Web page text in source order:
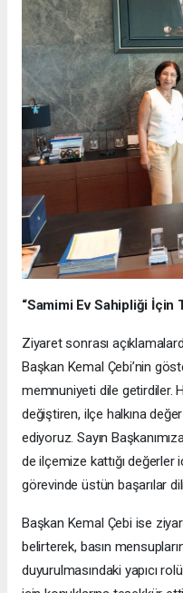
“Samimi Ev Sahipliği İçin
Ziyaret sonrası
Başkan Kemal Çebi’nin
memnuniyeti dile getirdiler.
değiştiren, ilçe halkına
ediyoruz. Sayın
de ilçemize kattığı
görevinde üstün başarılar
Başkan Kemal Çebi ise
belirterek, basın
duyurulmasındaki yapıcı